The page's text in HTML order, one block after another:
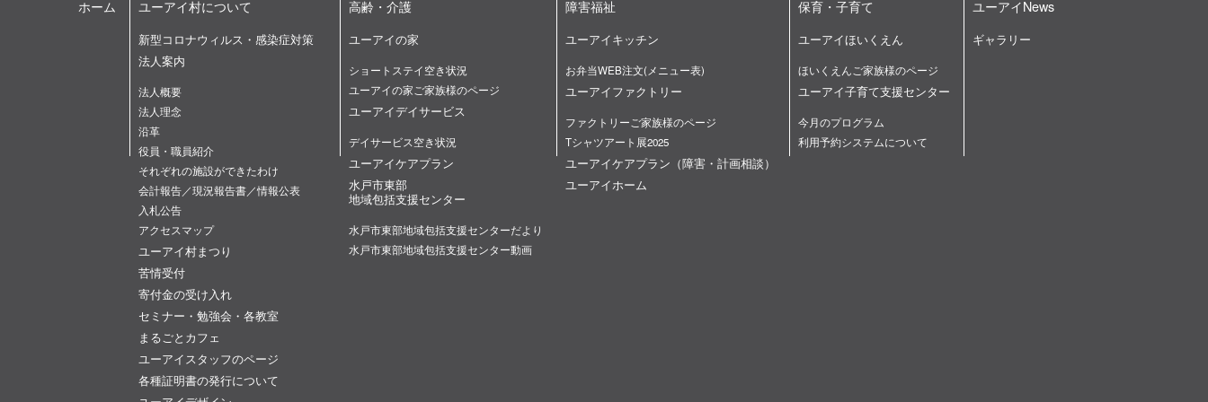
ホーム ユーアイ村について
新型コロナウィルス・感染症対策
法人案内
法人概要
法人理念
沿革
役員・職員紹介
それぞれの施設ができたわけ
会計報告／現況報告書／情報公表
入札公告
アクセスマップ
ユーアイ村まつり
苦情受付
寄付金の受け入れ
セミナー・勉強会・各教室
まるごとカフェ
ユーアイスタッフのページ
各種証明書の発行について
高齢・介護
ユーアイの家
ショートステイ空き状況
ユーアイの家ご家族様のページ
ユーアイデイサービス
デイサービス空き状況
ユーアイケアプラン
水戸市東部
地域包括支援センター
水戸市東部地域包括支援センターだより
水戸市東部地域包括支援センター動画
障害福祉
ユーアイキッチン
お弁当WEB注文(メニュー表)
ユーアイファクトリー
ファクトリーご家族様のページ
Tシャツアート展2025
ユーアイケアプラン（障害・計画相談）
ユーアイホーム
保育・子育て
ユーアイほいくえん
ほいくえんご家族様のページ
ユーアイ子育て支援センター
今月のプログラム
利用予約システムについて
ユーアイNews
ギャラリー